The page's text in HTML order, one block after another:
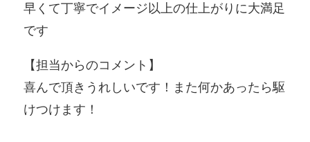
早くて丁寧でイメージ以上の仕上がりに大満足
です
【担当からのコメント】
喜んで頂きうれしいです！また何かあったら駆
けつけます！